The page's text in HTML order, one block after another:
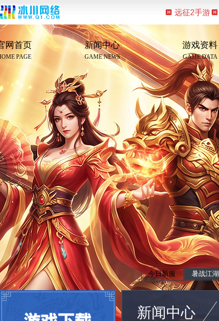
远征2手游
网首页
PAGE
新闻中心
GAME NEWS
游戏资料
GAME DATA
今日新服 暑战江湖
新闻中心